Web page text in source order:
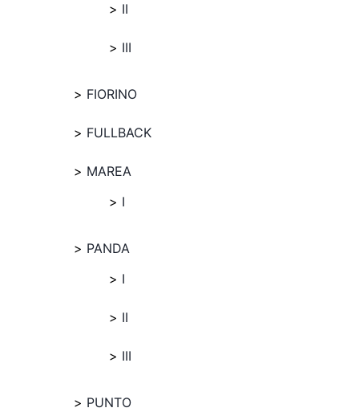
II
III
FIORINO
FULLBACK
MAREA
I
PANDA
I
II
III
PUNTO